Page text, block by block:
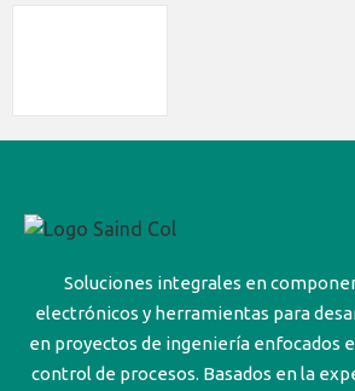
Soluciones integrales en
electrónicos y herramientas para
en proyectos de ingeniería enfocados
control de procesos. Basados en la